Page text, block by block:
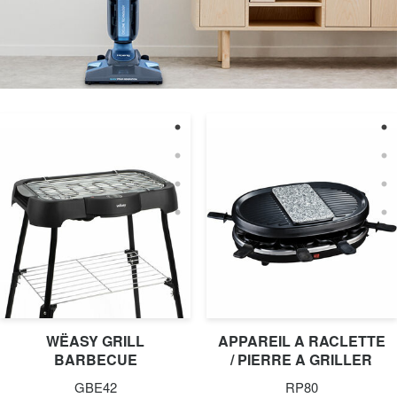
WËASY GRILL
BARBECUE
ÉLECTRIQUE
GBE42
APPAREIL A RACLETTE
/ PIERRE A GRILLER
RP80